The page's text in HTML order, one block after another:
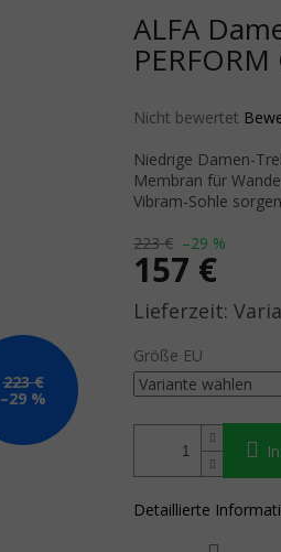
223 €
–29 %
ALFA
Die
Nicht bewertet
223 € –29 %
157 €
Verkaufspreis:
Größe EU
Niedrige Damen-
Membran für
Vibram-Sohle
Detaillierte